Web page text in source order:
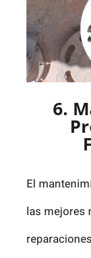
6.
El
las mejores